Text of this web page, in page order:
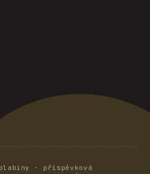
· příspěvková